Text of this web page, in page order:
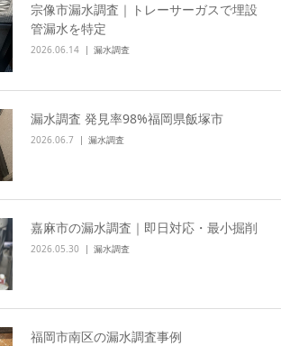
宗像市漏水調査｜トレーサーガスで埋設
管漏水を特定
2026.06.14 漏水調査
漏水調査 発見率98%福岡県飯塚市
2026.06.7 漏水調査
嘉麻市の漏水調査｜即日対応・最小掘削
2026.05.30 漏水調査
福岡市南区の漏水調査事例